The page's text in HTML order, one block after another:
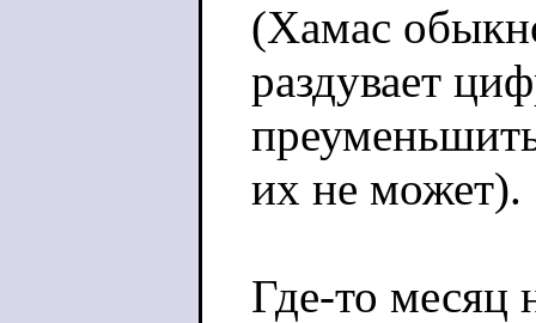
(Хамас
раздувает
их не может).
Где-то месяц